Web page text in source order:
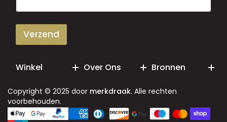
i
Verzend
Winkel Over Ons Bronnen
Copyright © 2025 door merkdraak. Alle rechten
voorbehouden.